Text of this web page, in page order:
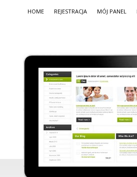
HOME REJESTRACJA MÓJ PANEL